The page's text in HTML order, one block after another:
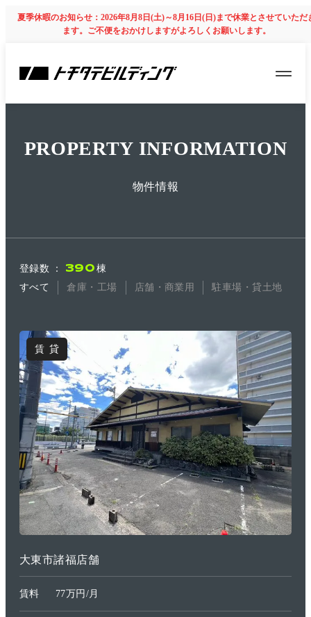
夏季休暇のお知らせ：2026年8月8日(土)～8月16日(日)まで休業とさせていただ
ます。ご不便をおかけしますがよろしくお願いします。
PROPERTY INFORMATION
物件情報
登録数 ： 390 棟
すべて
倉庫・工場 店舗・商業用 駐車場・貸土地
賃貸
大東市諸福店舗
賃料 77万円/月